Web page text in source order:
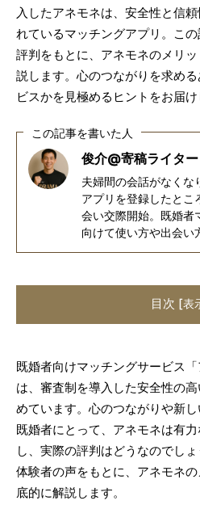
入したアネモネは、安全性と信
れているマッチングアプリ。こ
評判をもとに、アネモネのメリ
説します。心のつながりを求め
ビスかを見極めるヒントをお届け
この記事を書いた人
俊介@寄稿ライター
夫婦間の会話がなくな
アプリを登録したとこ
会い交際開始。既婚者
向けて使い方や出会い
目次 [表
既婚者向けマッチングサービス
は、審査制を導入した安全性の
めています。心のつながりや新
既婚者にとって、アネモネは有
し、実際の評判はどうなのでし
体験者の声をもとに、アネモネ
底的に解説します。